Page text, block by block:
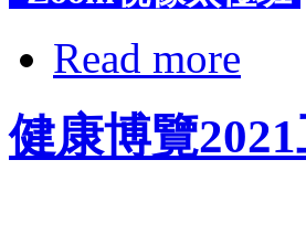
Read more
健康博覽